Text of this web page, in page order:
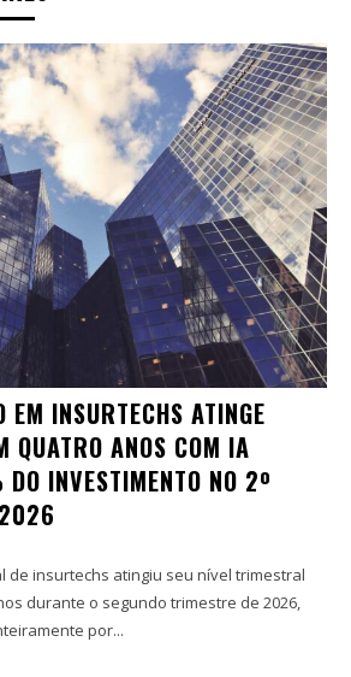
EM INSURTECHS ATINGE
QUATRO ANOS COM IA
INVESTIMENTO NO 2º
de insurtechs atingiu seu nível trimestral
durante o segundo trimestre de 2026,
por...